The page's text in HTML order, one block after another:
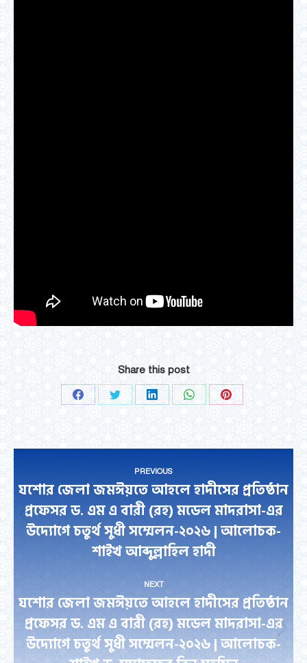
Share this post
Share
on
Facebook
Share
Twitter
Share
on
Share
WhatsApp
Share
Pinterest
navigation
PREVIOUS
Previous
post:
যশোর জেলা জমঈয়তে আহলে হাদীসের প্রতিষ্ঠান
প্রফেসর ড. এম এ বারী (রহ) মডেল মাদরাসা-এর
উদ্যোগে চতুর্থ সুধী সম্মেলন-২০২৬ | আলোচক-
শাইখ আব্দুল্লাহিল হাদী
NEXT
Next
post:
যশোর জেলা জমঈয়তে আহলে হাদীসের প্রতিষ্ঠান
প্রফেসর ড. এম এ বারী (রহ) মডেল মাদরাসা-এর
উদ্যোগে চতুর্থ সুধী সম্মেলন-২০২৬ | আলোচক-